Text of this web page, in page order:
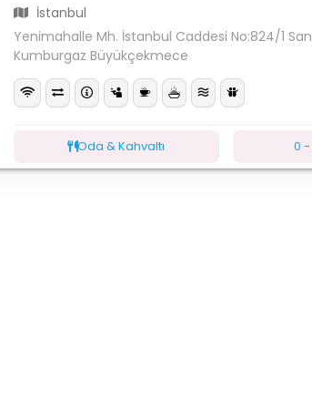
İstanbul
Yenimahalle Mh. İstanbul Caddesi No:824/1
Kumburgaz Büyükçekmece
Oda & Kahvaltı 0 -